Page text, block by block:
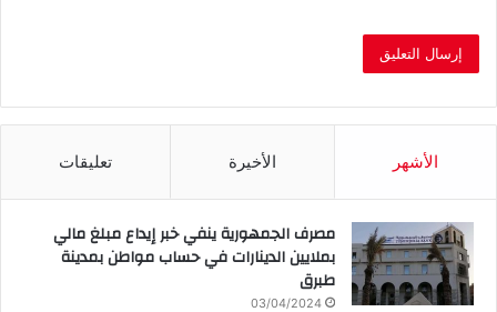
الأشهر الأخيرة تعليقات
مصرف الجمهورية ينفي خبر إيداع مبلغ مالي
بملايين الدينارات في حساب مواطن بمدينة
طبرق
03/04/2024